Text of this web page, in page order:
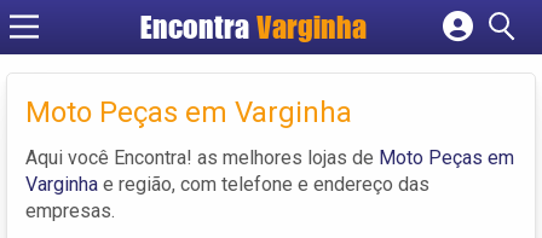
EncontraVarginha
Cadastrar empresa
Criar conta
Moto Peças em Varginha
Aqui você Encontra! as melhores lojas de Moto Peças em
Varginha e região, com telefone e endereço das
empresas.